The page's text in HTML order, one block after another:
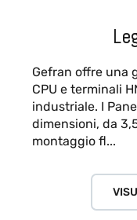
Gefran offre una
CPU e terminali
industriale. I
dimensioni, da
montaggio fl...